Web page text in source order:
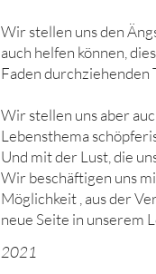
Wir stellen uns den
auch helfen können,
Faden durchziehenden
Wir stellen uns aber
Lebensthema
Und mit der Lust, die
Wir beschäftigen uns
Möglichkeit , aus der
neue Seite in unserem
2021